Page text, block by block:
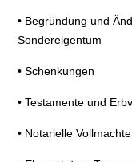
• Begründung und
Sondereigentum
• Schenkungen
• Testamente und
• Notarielle